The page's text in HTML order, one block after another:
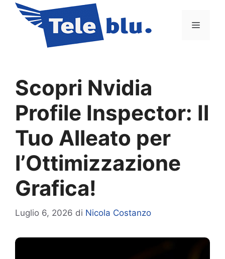
contenuto
Menu
Scopri Nvidia
Profile Inspector: Il
Tuo Alleato per
l’Ottimizzazione
Grafica!
Luglio 6, 2026 di Nicola Costanzo